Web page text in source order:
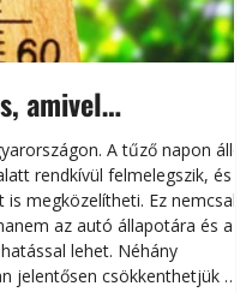
amivel
a nyári károktól
A tűző napon álló
rendkívül felmelegszik, és
megközelítheti. Ez nemcsak
az autó állapotára és a
lehet. Néhány
jelentősen csökkenthetjük a